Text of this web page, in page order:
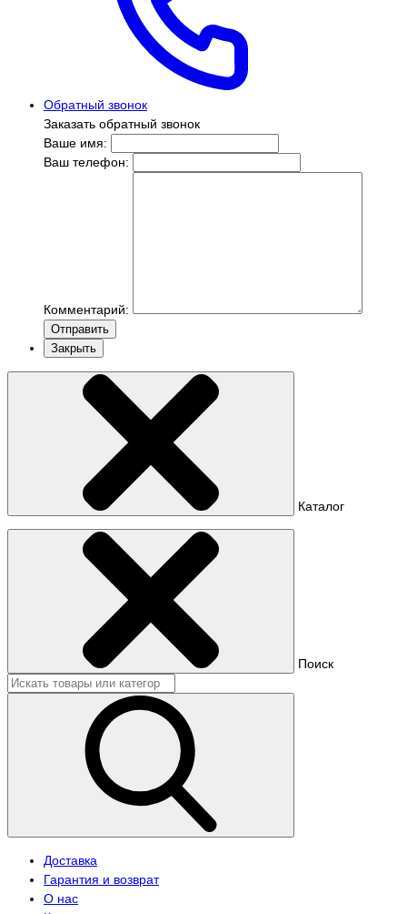
Обратный звонок
Заказать обратный звонок
Ваше имя:
Ваш телефон:
Комментарий:
Отправить
Закрыть
Каталог
Поиск
Доставка
Гарантия и возврат
О нас